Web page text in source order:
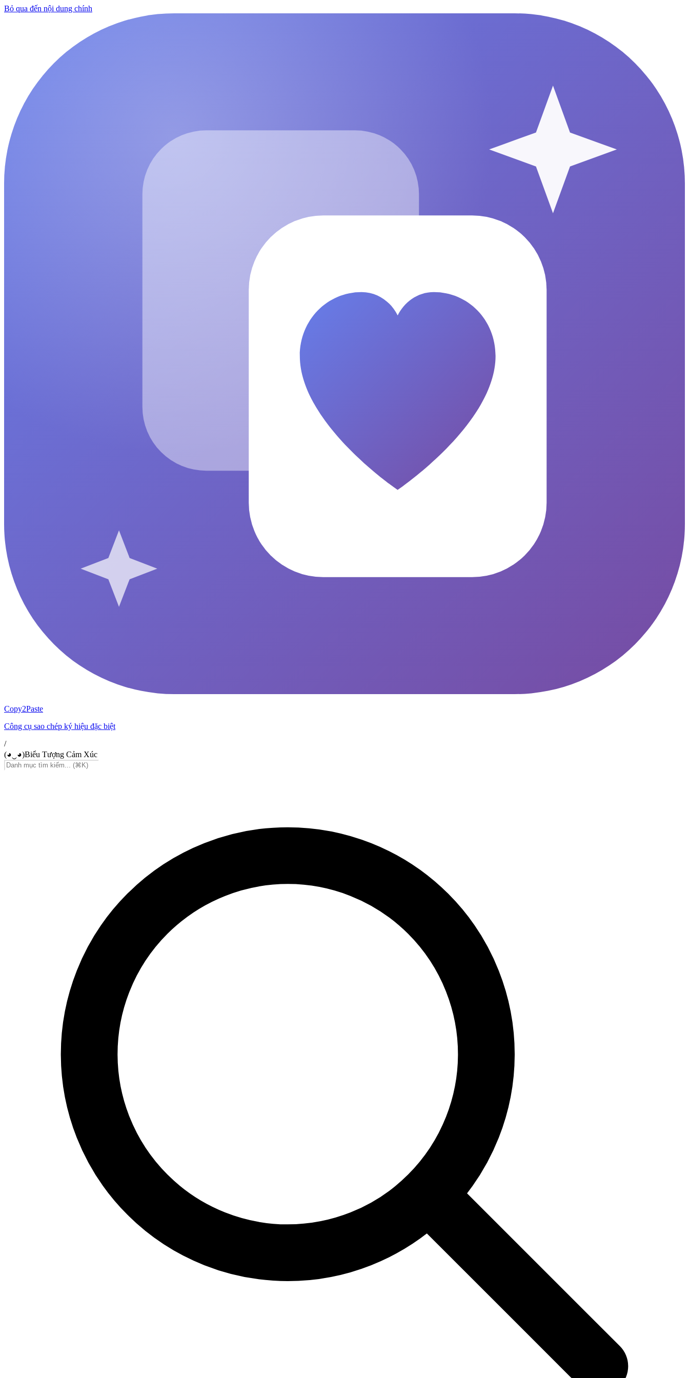
Bỏ qua đến nội dung chính
Copy2Paste
Công cụ sao chép ký hiệu đặc biệt
/
(◕‿◕)Biểu Tượng Cảm Xúc